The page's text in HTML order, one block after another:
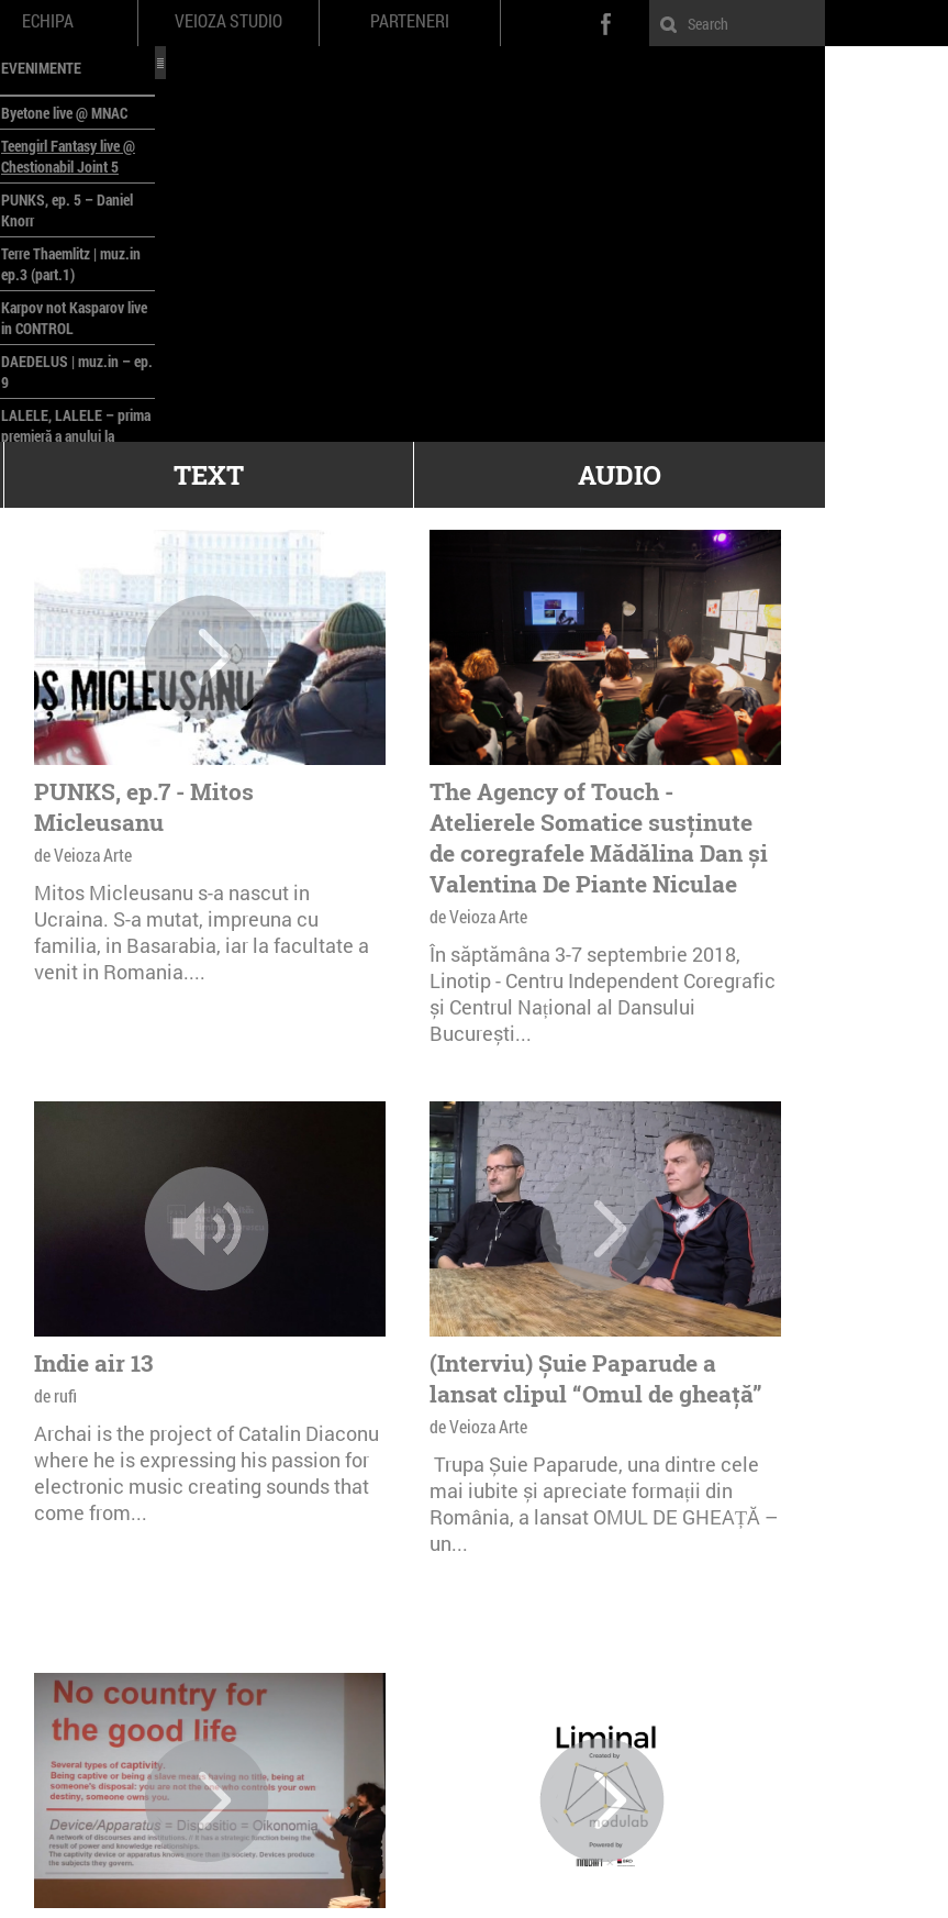
ECHIPA VEIOZA STUDIO PARTENERI
EVENIMENTE
Byetone live @ MNAC
Teengirl Fantasy live @
Chestionabil Joint 5
PUNKS, ep. 5 – Daniel
Knorr
Terre Thaemlitz | muz.in
ep.3 (part.1)
Karpov not Kasparov live
in CONTROL
DAEDELUS | muz.in – ep.
9
LALELE, LALELE – prima
premieră a anului la
poloneze la București
All Stars For
Outernational
TEXT AUDIO
PUNKS, ep.7 - Mitos
Micleusanu
de Veioza Arte
Mitos Micleusanu s-a nascut in
Ucraina. S-a mutat, impreuna cu
familia, in Basarabia, iar la facultate a
venit in Romania....
The Agency of Touch -
Atelierele Somatice susținute
de coregrafele Mădălina Dan și
Valentina De Piante Niculae
de Veioza Arte
În săptămâna 3-7 septembrie 2018,
Linotip - Centru Independent Coregrafic
și Centrul Național al Dansului
București...
Indie air 13
de rufi
Archai is the project of Catalin Diaconu
where he is expressing his passion for
electronic music creating sounds that
come from...
(Interviu) Șuie Paparude a
lansat clipul “Omul de gheață”
de Veioza Arte
Trupa Șuie Paparude, una dintre cele
mai iubite și apreciate formații din
România, a lansat OMUL DE GHEAȚĂ –
un...